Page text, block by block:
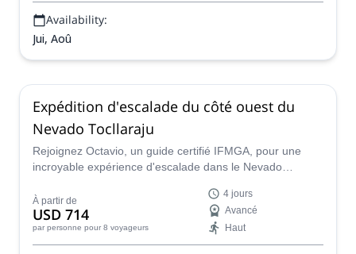
Availability:
Jui, Aoû
Expédition d'escalade du côté ouest du
Nevado Tocllaraju
Rejoignez Octavio, un guide certifié IFMGA, pour une
incroyable expérience d'escalade dans le Nevado
les amateurs de montagne expérimentés.
À partir de
USD 714
par personne pour 8 voyageurs
4 jours
Avancé
Haut